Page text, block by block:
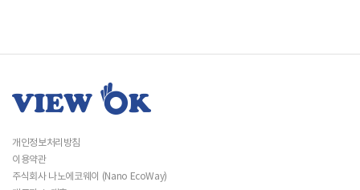
개인정보처리방침
이용약관
주식회사 나노에코웨이 (Nano EcoWay)